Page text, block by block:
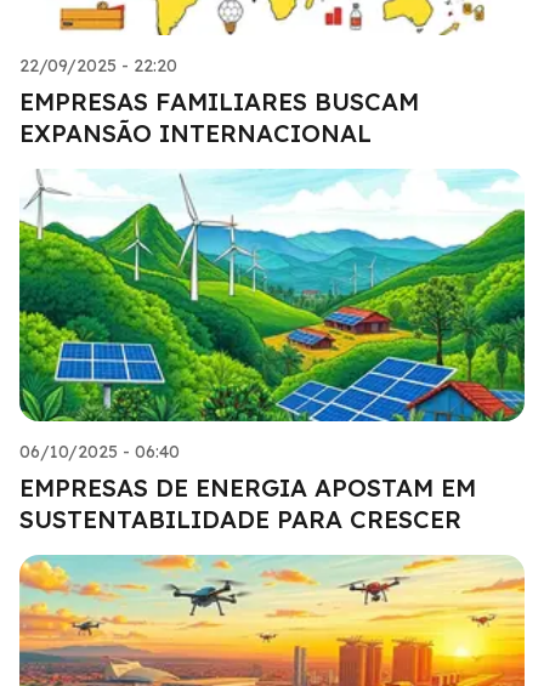
22/09/2025 - 22:20
EMPRESAS FAMILIARES BUSCAM
EXPANSÃO INTERNACIONAL
06/10/2025 - 06:40
EMPRESAS DE ENERGIA APOSTAM EM
SUSTENTABILIDADE PARA CRESCER